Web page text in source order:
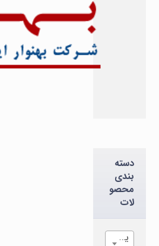
دسته
بندی
محصو
لات
یک دسته انتخاب نمایید